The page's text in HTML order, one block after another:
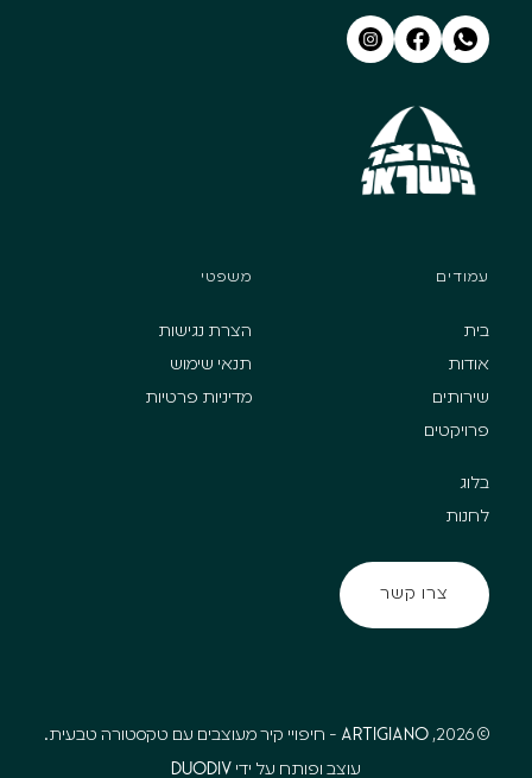
עמודים
בית
אודות
שירותים
פרויקטים
בלוג
לחנות
משפטי
הצרת נגישות
תנאי שימוש
מדיניות פרטיות
צרו קשר
© 2026,
Artigiano - חיפויי קיר מעוצבים עם טקסטורה טבעית.
עוצב ופותח על ידי DuoDiv